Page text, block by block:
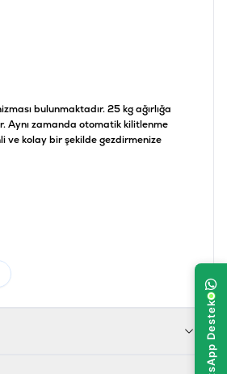
bulunmaktadır. 25 kg ağırlığa
Aynı zamanda otomatik kilitlenme
ve kolay bir şekilde gezdirmenize